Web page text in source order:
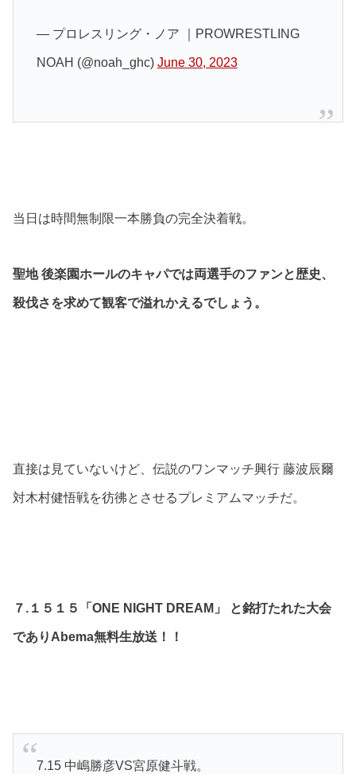
— プロレスリング・ノア ｜PROWRESTLING
NOAH (@noah_ghc) June 30, 2023
当日は時間無制限一本勝負の完全決着戦。
聖地 後楽園ホールのキャパでは両選手のファンと歴史、
殺伐さを求めて観客で溢れかえるでしょう。
直接は見ていないけど、伝説のワンマッチ興行 藤波辰爾
対木村健悟戦を彷彿とさせるプレミアムマッチだ。
７.１５１５「ONE NIGHT DREAM」 と銘打たれた大会
でありAbema無料生放送！！
7.15 中嶋勝彦VS宮原健斗戦。